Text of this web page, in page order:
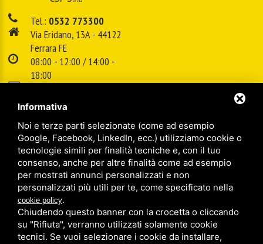
Tel.: 0532 773300
Via Eridano, 13A - 44122
Ferrara FE
08:00 - 12:00 / 14:00 -
18:00
info@cspsrl.biz
Sitemap / Privacy policy/Legal
Informativa
Noi e terze parti selezionate (come ad esempio
Google, Facebook, LinkedIn, ecc.) utilizziamo cookie o
tecnologie simili per finalità tecniche e, con il tuo
consenso, anche per altre finalità come ad esempio
per mostrati annunci personalizzati e non
personalizzati più utili per te, come specificato nella
cookie policy.
Chiudendo questo banner con la crocetta o cliccando
su "Rifiuta", verranno utilizzati solamente cookie
tecnici. Se vuoi selezionare i cookie da installare,